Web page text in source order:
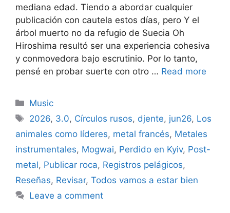
mediana edad. Tiendo a abordar cualquier
publicación con cautela estos días, pero Y el
árbol muerto no da refugio de Suecia Oh
Hiroshima resultó ser una experiencia cohesiva
y conmovedora bajo escrutinio. Por lo tanto,
pensé en probar suerte con otro … Read more
Categories
Music
Tags
2026, 3.0, Círculos rusos, djente, jun26, Los
animales como líderes, metal francés, Metales
instrumentales, Mogwai, Perdido en Kyiv, Post-
metal, Publicar roca, Registros pelágicos,
Reseñas, Revisar, Todos vamos a estar bien
Leave a comment